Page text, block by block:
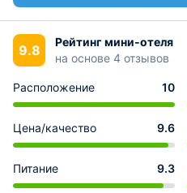
9.8
Рейтинг мини-отеля
на основе 4 отзывов
Расположение 10
Цена/качество 9.6
Питание 9.3